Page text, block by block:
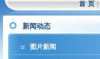
首 页
新闻动态
图片新闻